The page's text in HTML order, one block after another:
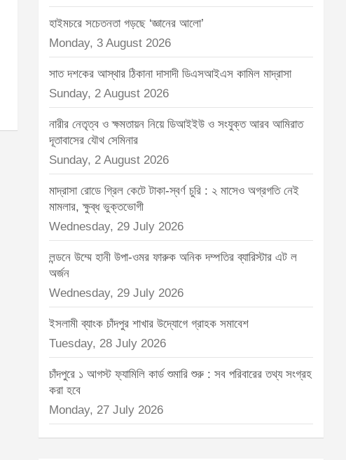
হাইমচরে সচেতনতা গড়ছে ‘জ্ঞানের আলো’
Monday, 3 August 2026
সাত দশকের আস্থার ঠিকানা দাসাদী ডিএসআইএস কামিল মাদ্রাসা
Sunday, 2 August 2026
নারীর নেতৃত্ব ও ক্ষমতায়ন নিয়ে ডিআইইউ ও সংযুক্ত আরব আমিরাত
দূতাবাসের যৌথ সেমিনার
Sunday, 2 August 2026
মাদ্রাসা রোডে গ্রিল কেটে টাকা-স্বর্ণ চুরি : ২ মাসেও অগ্রগতি নেই
মামলার, ক্ষুব্ধ ভুক্তভোগী
Wednesday, 29 July 2026
লন্ডনে উম্মে হানী উপা-ওমর ফারুক অনিক দম্পতির ব্যারিস্টার এট ল
অর্জন
Wednesday, 29 July 2026
ইসলামী ব্যাংক চাঁদপুর শাখার উদ্যোগে গ্রাহক সমাবেশ
Tuesday, 28 July 2026
চাঁদপুরে ১ আগস্ট ফ্যামিলি কার্ড শুমারি শুরু : সব পরিবারের তথ্য সংগ্রহ
করা হবে
Monday, 27 July 2026